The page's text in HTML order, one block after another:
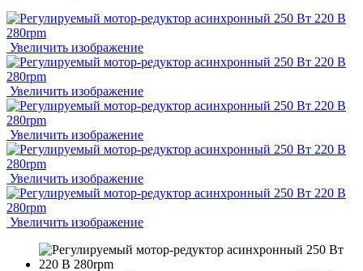
Увеличить изображение
Увеличить изображение
Увеличить изображение
Увеличить изображение
Увеличить изображение